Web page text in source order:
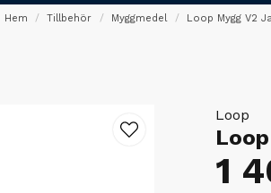
Hem Tillbehör Myggmedel Loop Mygg V2
Loop
1